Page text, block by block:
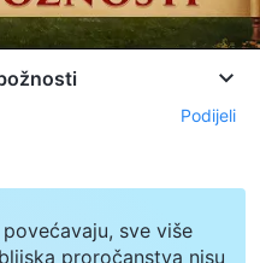
Podijeli
sve više
proročanstva nisu